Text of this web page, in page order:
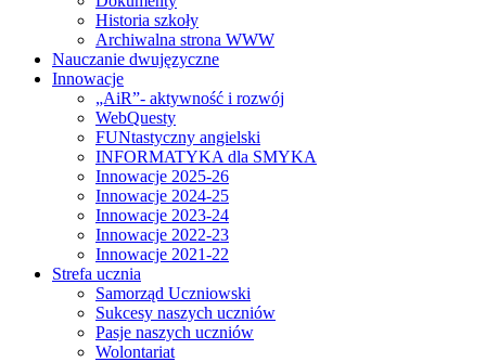
Historia szkoły
Archiwalna strona WWW
Nauczanie dwujęzyczne
Innowacje
„AiR”- aktywność i rozwój
WebQuesty
FUNtastyczny angielski
INFORMATYKA dla SMYKA
Innowacje 2025-26
Innowacje 2024-25
Innowacje 2023-24
Innowacje 2022-23
Innowacje 2021-22
Strefa ucznia
Samorząd Uczniowski
Sukcesy naszych uczniów
Pasje naszych uczniów
Wolontariat